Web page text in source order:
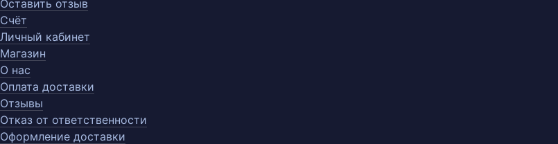
Оставить отзыв
Счёт
Личный кабинет
Магазин
О нас
Оплата доставки
Отзывы
Отказ от ответственности
Оформление доставки